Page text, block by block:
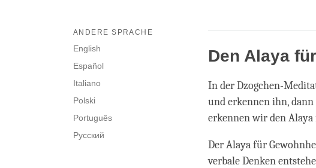
ANDERE SPRACHE
English
Español
Italiano
Polski
Português
Русский
Den Alaya
In der Dzogchen-
und erkennen ihn, dann
erkennen wir den
Der Alaya für
verbale Denken